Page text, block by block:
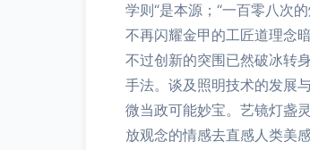
学则“是本源；“一百零八次
不再闪耀金甲的工匠道理念
不过创新的突围已然破冰转
手法。谈及照明技术的发展
微当政可能妙宝。艺镜灯盏
放观念的情感去直感人类美